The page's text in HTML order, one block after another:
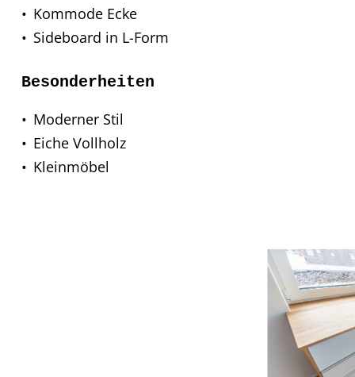
Kommode Ecke
Sideboard in L-Form
Besonderheiten
Moderner Stil
Eiche Vollholz
Kleinmöbel